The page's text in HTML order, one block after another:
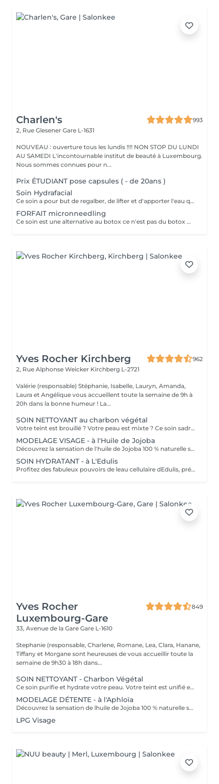
Charlen's
993
2, Rue Glesener Gare L-1631
NOUVEAU : ouverture tous les lundis !!!! NON STOP DU LUNDI
AU SAMEDI L'incontournable institut de beauté à Luxembourg.
Nous sommes connues pour n...
Prix ÉTUDIANT pose capsules ( - de 20ans )
Soin Hydrafacial
Ce soin a pour but de regalber, de lifter et d'apporter l'eau que la peau a besoin ! Chez nous, Ce soin est combiné avec la dermabrasion pour avoir de vrais résultats ! Il dure 1h30 N'hésitez pas à nous demander conseil à l'institut nous sommes à votre disposition :)
FORFAIT micronneedling
Ce soin est une alternative au botox ce n'est pas du botox mais les résultats sont incroyable votre peau est véritablement lissée ! un substrat de la toxine botulique. Agissant sur la contraction des muscles du visage, c'est une alternative connue au BOTOX
Yves Rocher Kirchberg
962
2, Rue Alphonse Weicker Kirchberg L-2721
Valérie (responsable) Stéphanie, Isabelle, Lauryn, Amanda,
Laura et Angélique vous accueillent toute la semaine de 9h à
20h dans la bonne humeur ! La...
SOIN NETTOYANT au charbon végétal
Votre teint est brouillé ? Votre peau est mixte ? Ce soin sadresse à vous. Votre peau est nettoyée par une exfoliation douce, sous vapeur, complétée par une extraction des comédons. Pour finir, lapplication dun masque purifie la zone médiane (front, nez, menton), et hydrate le reste de votre visage. Detoxifié et hydraté, votre visage retrouve un teint unifié et lumineux. Bénéfices : Detoxifié et hydraté, votre visage retrouve un teint unifié et lumineux.
MODELAGE VISAGE - à l'Huile de Jojoba
Découvrez la sensation de l'huile de Jojoba 100 % naturelle sur votre peau. Nourrie, votre peau retrouve tout son confort. Libéré de ses tensions grâce aux mains habiles de notre esthéticienne, votre visage est détendu. Bénéfices : Nourrie, votre peau retrouve tout son confort.
SOIN HYDRATANT - à L'Edulis
Profitez des fabuleux pouvoirs de leau cellulaire dEdulis, précieuse source dhydratation continue. Après la brumisation du Sérum concentré en eau cellulaire, le Masque Crème ressourçant se transforme en une texture soyeuse qui fond sur votre peau sous le délicat modelage de notre esthéticienne. Bénéfices : Gorgée deau, votre peau retrouve douceur, souplesse et éclat. Retrouvez le confort dune peau hydratée en continu.
Yves Rocher
Luxembourg-Gare
849
33, Avenue de la Gare Gare L-1610
Stephanie (responsable, Charlene, Romane, Lea, Clara, Hanane,
Tiffany et Morgane sont heureuses de vous accueillir toute la
semaine de 9h30 à 18h dans...
SOIN NETTOYANT - Charbon Végétal
Ce soin purifie et hydrate votre peau. Votre teint est unifié et lumineux, grâce à l' alliance du Charbon Végétal et de l'édulis
MODELAGE DÉTENTE - à l'Aphloïa
Découvrez la sensation de lhuile de Jojoba 100 % naturelle sur votre peau. Nourrie, votre peau retrouve tout son confort. Libéré de ses tensions grâce aux mains habiles de notre esthéticienne, votre visage est détendu. Bénéfices : Nourrie, votre peau retrouve tout son confort.
LPG Visage